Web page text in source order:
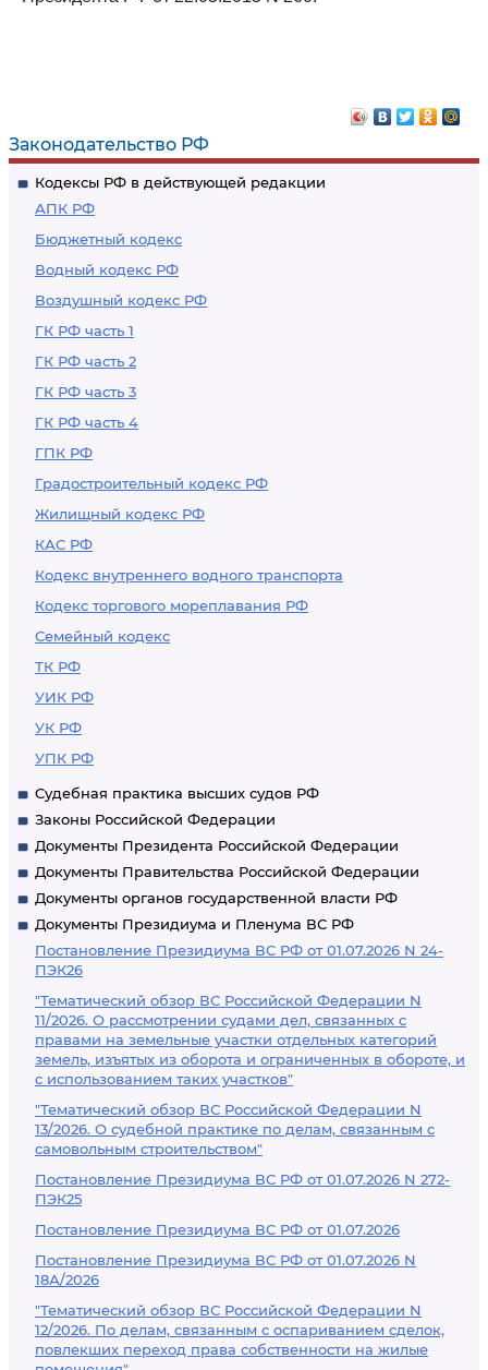
Законодательство РФ
Кодексы РФ в действующей редакции
АПК РФ
Бюджетный кодекс
Водный кодекс РФ
Воздушный кодекс РФ
ГК РФ часть 1
ГК РФ часть 2
ГК РФ часть 3
ГК РФ часть 4
ГПК РФ
Градостроительный кодекс РФ
Жилищный кодекс РФ
КАС РФ
Кодекс внутреннего водного транспорта
Кодекс торгового мореплавания РФ
Семейный кодекс
ТК РФ
УИК РФ
УК РФ
УПК РФ
Судебная практика высших судов РФ
Законы Российской Федерации
Документы Президента Российской Федерации
Документы Правительства Российской Федерации
Документы органов государственной власти РФ
Документы Президиума и Пленума ВС РФ
Постановление Президиума ВС РФ от 01.07.2026 N 24-
ПЭК26
"Тематический обзор ВС Российской Федерации N
11/2026. О рассмотрении судами дел, связанных с
правами на земельные участки отдельных категорий
земель, изъятых из оборота и ограниченных в обороте, и
с использованием таких участков"
"Тематический обзор ВС Российской Федерации N
13/2026. О судебной практике по делам, связанным с
самовольным строительством"
Постановление Президиума ВС РФ от 01.07.2026 N 272-
ПЭК25
Постановление Президиума ВС РФ от 01.07.2026
Постановление Президиума ВС РФ от 01.07.2026 N
18А/2026
"Тематический обзор ВС Российской Федерации N
12/2026. По делам, связанным с оспариванием сделок,
повлекших переход права собственности на жилые